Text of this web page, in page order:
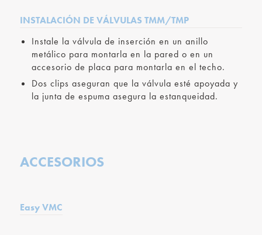
INSTALACIÓN DE VÁLVULAS TMM/TMP
Instale la válvula de inserción en un anillo
metálico para montarla en la pared o en un
accesorio de placa para montarla en el techo.
Dos clips aseguran que la válvula esté apoyada y
la junta de espuma asegura la estanqueidad.
ACCESORIOS
Easy VMC